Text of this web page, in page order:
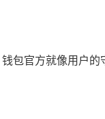
包官方就像用户